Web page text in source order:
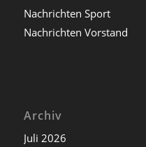
Nachrichten Sport
Nachrichten Vorstand
Archiv
Juli 2026